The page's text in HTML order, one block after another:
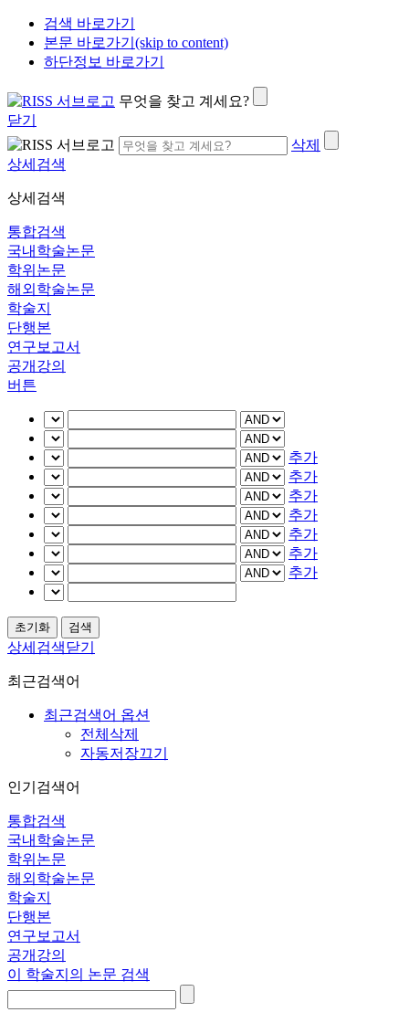
검색 바로가기
본문 바로가기(skip to content)
하단정보 바로가기
무엇을 찾고 계세요?
닫기
삭제
상세검색
상세검색
통합검색
국내학술논문
학위논문
해외학술논문
학술지
단행본
연구보고서
공개강의
버튼
추가
추가
추가
추가
추가
추가
추가
상세검색닫기
최근검색어
최근검색어 옵션
전체삭제
자동저장끄기
인기검색어
통합검색
국내학술논문
학위논문
해외학술논문
학술지
단행본
연구보고서
공개강의
이 학술지의 논문 검색